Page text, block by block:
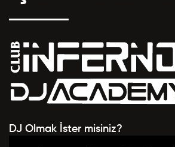
DJ Olmak İster misiniz?